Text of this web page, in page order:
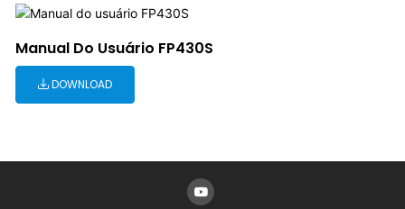
Manual Do Usuário FP430S
DOWNLOAD